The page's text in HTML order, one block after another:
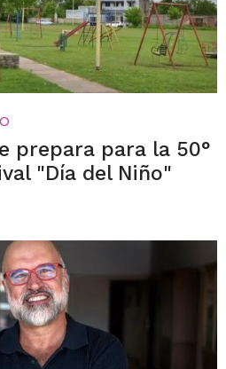
prepara para la 50°
"Día del Niño"